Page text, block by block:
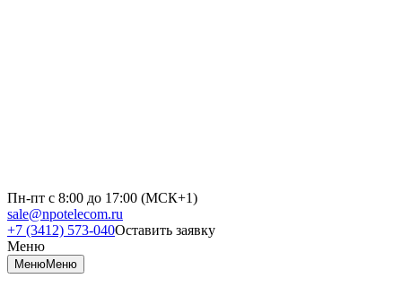
Пн-пт с 8:00 до 17:00 (МСК+1)
sale@npotelecom.ru
+7 (3412) 573-040Оставить заявку
Меню
МенюМеню